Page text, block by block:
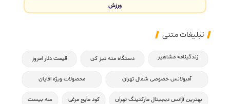
ورزش
تبلیغات متنی
زندگینامه مشاهیر دستگاه مته تیز کن قیمت دلار امروز
آمبولانس خصوصی شمال تهران محصولات ویژه اقایان
بهترین آژانس دیجیتال مارکتینگ تهران کود مایع مرغی سه بیست